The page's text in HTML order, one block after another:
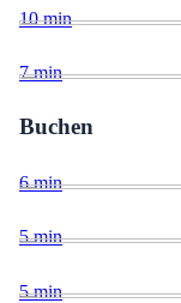
10min
7min
Buchen
6min
5min
5min